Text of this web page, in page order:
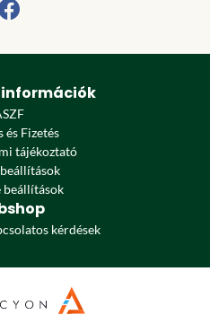
és Fizetés
tájékoztató
beállítások
kérdések